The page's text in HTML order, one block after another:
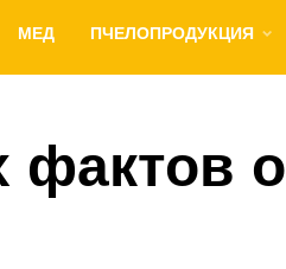
МЕД ПЧЕЛОПРОДУКЦИЯ
фактов о